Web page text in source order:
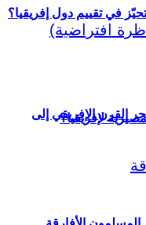
القرن الإفريقي إلى
في تقييم دول إفريقيا؟
مصيرية لإفريقيا؟